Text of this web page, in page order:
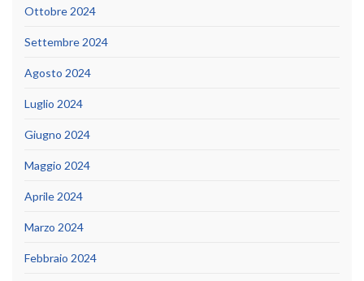
Ottobre 2024
Settembre 2024
Agosto 2024
Luglio 2024
Giugno 2024
Maggio 2024
Aprile 2024
Marzo 2024
Febbraio 2024